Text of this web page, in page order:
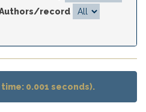
record
0.001 seconds).